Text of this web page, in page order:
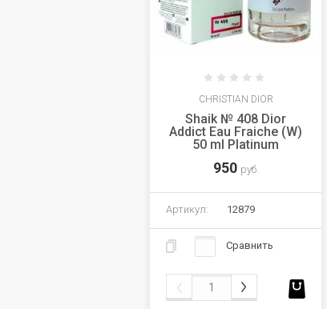
CHRISTIAN DIOR
Shaik № 408 Dior
Addict Eau Fraiche (W)
50 ml Platinum
950 руб.
Артикул: 12879
Сравнить